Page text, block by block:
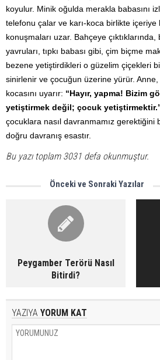
koyulur. Minik oğulda merakla babasını
telefonu çalar ve karı-koca birlikte içeriye
konuşmaları uzar. Bahçeye
yavruları, tıpkı babası gibi, çim biçme
bezene yetiştirdikleri o güzelim çiçekleri
sinirlenir ve çocuğun üzerine yürür.
kocasını uyarır: “Hayır, yapma! Bizim
yetiştirmek değil; çocuk
çocuklara nasıl davranmamız gerektiğini
doğru davranış esastır.
Bu yazı toplam 3031 defa okunmuştur.
Önceki ve Sonraki Yazılar
Peygamber Terörü Nasıl
Bitirdi?
YAZIYA YORUM KAT